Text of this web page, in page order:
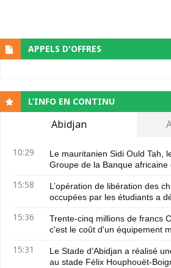
APPELS D'OFFRES
L’INFO EN CONTINU
Abidjan
10:29
Le mauritanien Sidi Ould Tah,
Groupe de la Banque
15:58
L’opération de libération des
occupées par les étudiants a
15:36
Trente-cinq millions de francs
c'est le coût d'un équipement
15:31
Le Stade d’Abidjan a réalisé
au stade Félix Houphouët-